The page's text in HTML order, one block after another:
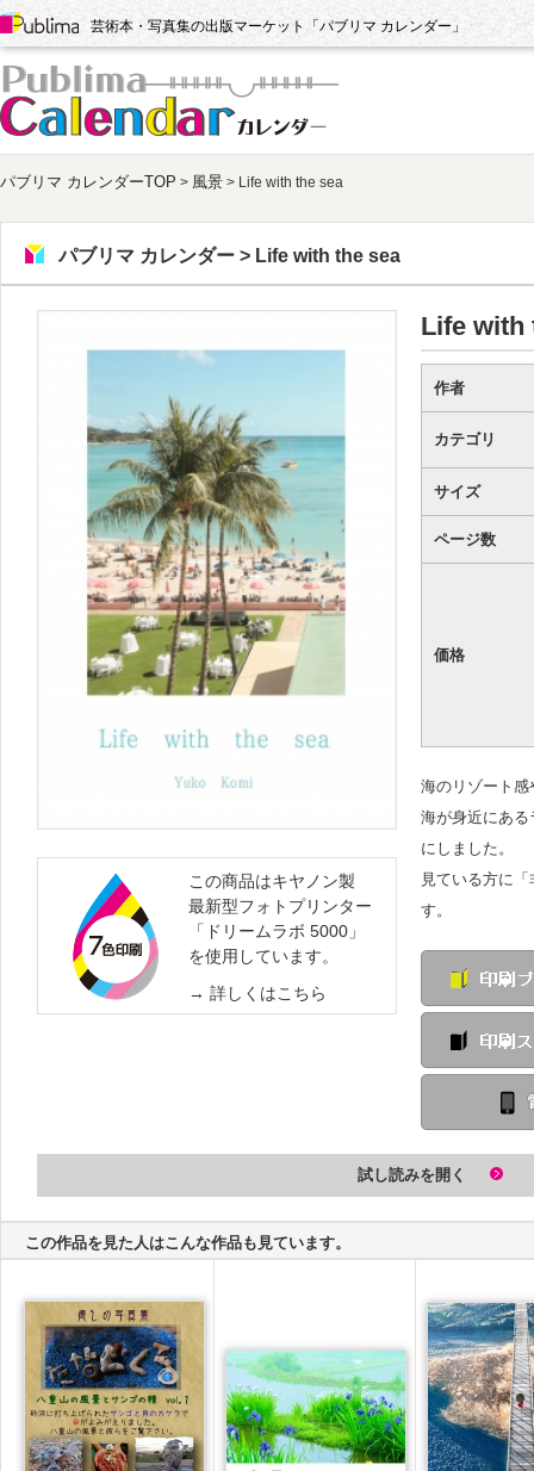
Publima
芸術本・写真集の出版マーケット「パブリマ カレンダー」
パブリマ カレンダーTOP > 風景 > Life with the sea
パブリマ カレンダー > Life with the sea
この商品はキヤノン製
最新型フォトプリンター
「ドリームラボ 5000」
を使用しています。
詳しくはこちら
Life with
作者
カテゴリ
サイズ
ページ数
価格
海のリゾート
海が身近にあ
にしました。
見ている方に
す。
試し読みを開く
この作品を見た人はこんな作品も見ています。